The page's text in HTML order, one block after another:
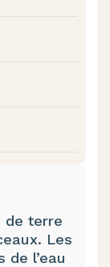
de terre
Les
de l’eau